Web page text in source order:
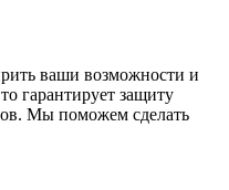
ваши возможности и
гарантирует защиту
Мы поможем сделать